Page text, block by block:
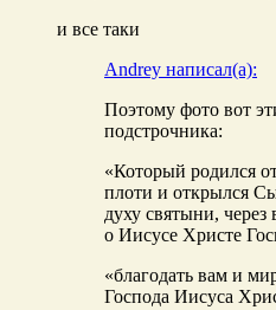
и все таки
Andrey написал(а):
Поэтому фото вот
подстрочника:
«Который родился
плоти и открылся
духу святыни, через
о Иисусе Христе
«благодать вам и
Господа Иисуса